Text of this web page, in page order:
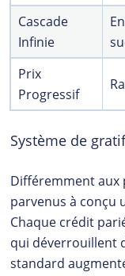
Cascade
Infinie
Prix
Progressif
Système de
Différemment aux
parvenus à conçu
Chaque crédit
qui déverrouillent
standard